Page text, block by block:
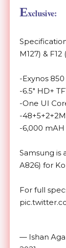
Exclusive:
M127) &
-Exynos 850
-6.5" HD+
-One UI
-
-6,000 mAH
Samsung is
A826) for
For full
— Ishan